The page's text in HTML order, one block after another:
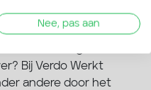
naar een andere
Bij Verdo Werkt
andere door het
Nee, pas aan